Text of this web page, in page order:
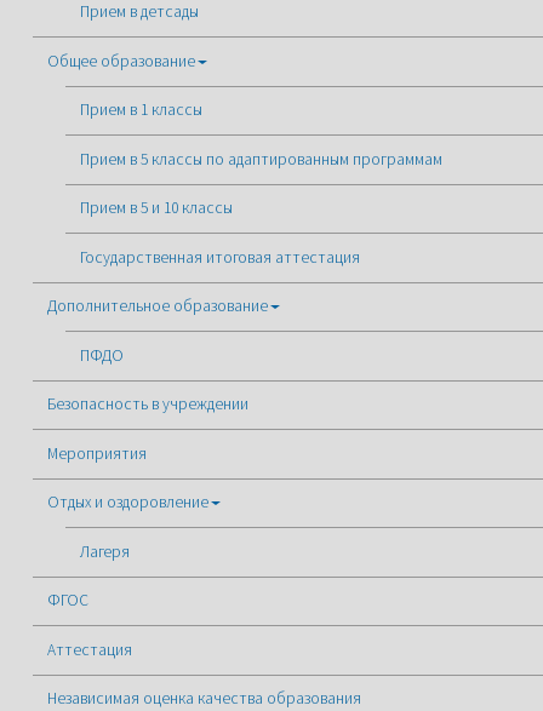
Прием в детсады
Общее образование
Прием в 1 классы
Прием в 5 классы по адаптированным программам
Прием в 5 и 10 классы
Государственная итоговая аттестация
Дополнительное образование
ПФДО
Безопасность в учреждении
Мероприятия
Отдых и оздоровление
Лагеря
ФГОС
Аттестация
Независимая оценка качества образования